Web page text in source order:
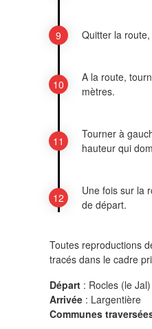
Quitter la
A la route,
mètres.
Tourner à
hauteur qui
Une fois sur la
de départ.
Toutes reproductions
tracés dans le cadre
Départ : Rocles (le Jal)
Arrivée : Largentière
Communes